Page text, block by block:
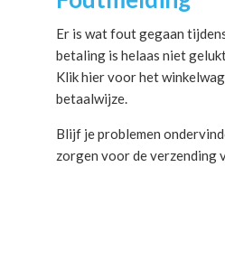
Er is wat fout gegaan
betaling is helaas niet
Klik hier voor het
betaalwijze.
Blijf je problemen
zorgen voor de verzending